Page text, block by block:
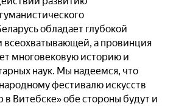
обладает глубокой
всеохватывающей, а провинция
многовековую историю и
наук. Мы надеемся, что
фестивалю искусств
в Витебске» обе стороны будут и